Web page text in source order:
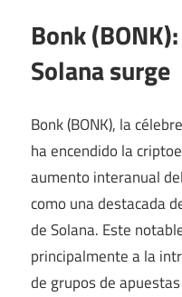
Bonk
Solana surge
Bonk (BONK), la
ha encendido la
aumento interanual
como una destacada
de Solana. Este
principalmente a la
de grupos de